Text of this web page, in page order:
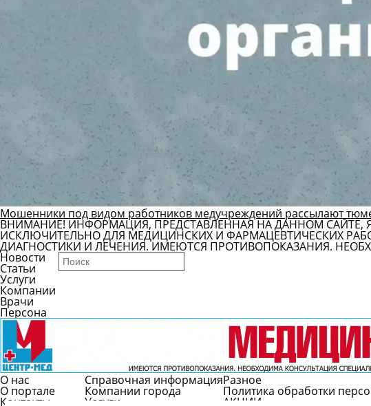
Мошенники под видом работников медучреждений рассылают
ВНИМАНИЕ! ИНФОРМАЦИЯ, ПРЕДСТАВЛЕННАЯ НА ДАННОМ САЙТЕ,
ИСКЛЮЧИТЕЛЬНО ДЛЯ МЕДИЦИНСКИХ И ФАРМАЦЕВТИЧЕСКИХ
ДИАГНОСТИКИ И ЛЕЧЕНИЯ. ИМЕЮТСЯ ПРОТИВОПОКАЗАНИЯ.
Новости
Статьи
Услуги
Компании
Врачи
Персона
О нас
О портале
Контакты
Справочная информация
Компании города
Услуги
Разное
Политика обработки
АКЦИИ